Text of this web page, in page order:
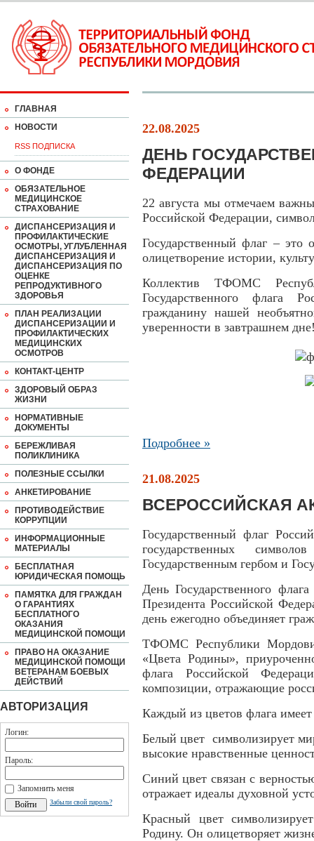
ГЛАВНАЯ
НОВОСТИ
RSS ПОДПИСКА
О ФОНДЕ
ОБЯЗАТЕЛЬНОЕ
МЕДИЦИНСКОЕ
СТРАХОВАНИЕ
ДИСПАНСЕРИЗАЦИЯ И
ПРОФИЛАКТИЧЕСКИЕ
ОСМОТРЫ, УГЛУБЛЕННАЯ
ДИСПАНСЕРИЗАЦИЯ И
ДИСПАНСЕРИЗАЦИЯ ПО
ОЦЕНКЕ
РЕПРОДУКТИВНОГО
ЗДОРОВЬЯ
ПЛАН РЕАЛИЗАЦИИ
ДИСПАНСЕРИЗАЦИИ И
ПРОФИЛАКТИЧЕСКИХ
МЕДИЦИНСКИХ
ОСМОТРОВ
КОНТАКТ-ЦЕНТР
ЗДОРОВЫЙ ОБРАЗ
ЖИЗНИ
НОРМАТИВНЫЕ
ДОКУМЕНТЫ
БЕРЕЖЛИВАЯ
ПОЛИКЛИНИКА
ПОЛЕЗНЫЕ ССЫЛКИ
АНКЕТИРОВАНИЕ
ПРОТИВОДЕЙСТВИЕ
КОРРУПЦИИ
ИНФОРМАЦИОННЫЕ
МАТЕРИАЛЫ
БЕСПЛАТНАЯ
ЮРИДИЧЕСКАЯ ПОМОЩЬ
ПАМЯТКА ДЛЯ ГРАЖДАН
О ГАРАНТИЯХ
БЕСПЛАТНОГО
ОКАЗАНИЯ
МЕДИЦИНСКОЙ ПОМОЩИ
ПРАВО НА ОКАЗАНИЕ
МЕДИЦИНСКОЙ ПОМОЩИ
ВЕТЕРАНАМ БОЕВЫХ
ДЕЙСТВИЙ
АВТОРИЗАЦИЯ
Логин:
Пароль:
Запомнить меня
Забыли свой пароль?
22.08.2025
ДЕНЬ
ФЕДЕРАЦИИ
22 августа мы отмечаем
Российской Федерации,
Государственный флаг –
олицетворение истории,
Коллектив ТФОМС
Государственного флага
гражданину нашей
уверенности в завтрашнем
Подробнее »
21.08.2025
ВСЕРОССИЙСКАЯ
Государственный флаг
государственных
Государственным гербом и
День Государственного
Президента Российской
день ежегодно объединяет
ТФОМС Республики
«Цвета Родины»,
флага Российской
композиции, отражающие
Каждый из цветов флага имеет
Белый цвет символизирует
высокие нравственные
Синий цвет связан с
отражает идеалы духовной
Красный цвет
Родину. Он олицетворяет